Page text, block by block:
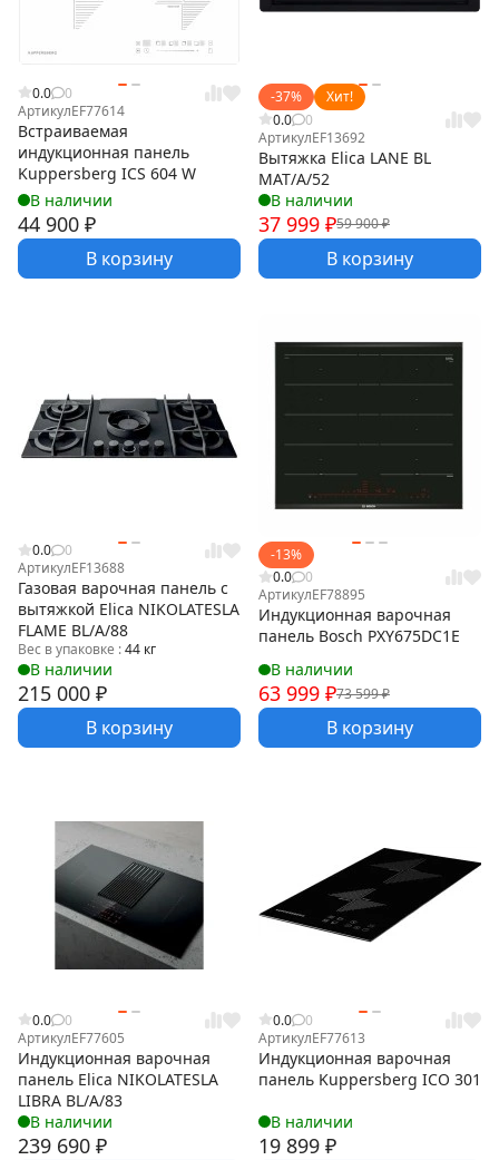
0.0
0
АртикулEF77614
Встраиваемая
индукционная панель
Kuppersberg ICS 604 W
В наличии
44 900 ₽
В корзину
-37%
Хит!
0.0
0
АртикулEF13692
Вытяжка Elica LANE BL
MAT/A/52
В наличии
59 900₽
37 999 ₽
В корзину
0.0
0
АртикулEF13688
Газовая варочная панель с
вытяжкой Elica NIKOLATESLA
FLAME BL/A/88
Вес в упаковке :44 кг
В наличии
215 000 ₽
В корзину
-13%
0.0
0
АртикулEF78895
Индукционная варочная
панель Bosch PXY675DC1E
В наличии
73 599₽
63 999 ₽
В корзину
0.0
0
АртикулEF77605
Индукционная варочная
панель Elica NIKOLATESLA
LIBRA BL/A/83
В наличии
239 690 ₽
0.0
0
АртикулEF77613
Индукционная варочная
панель Kuppersberg ICO 301
В наличии
19 899 ₽